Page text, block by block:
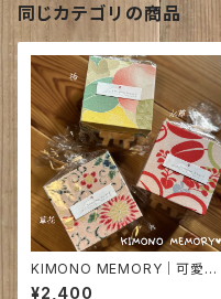
同じカテゴリの商品
KIMONO MEMORY｜可愛い
インテリア メモを挟んだり、お
¥2,400